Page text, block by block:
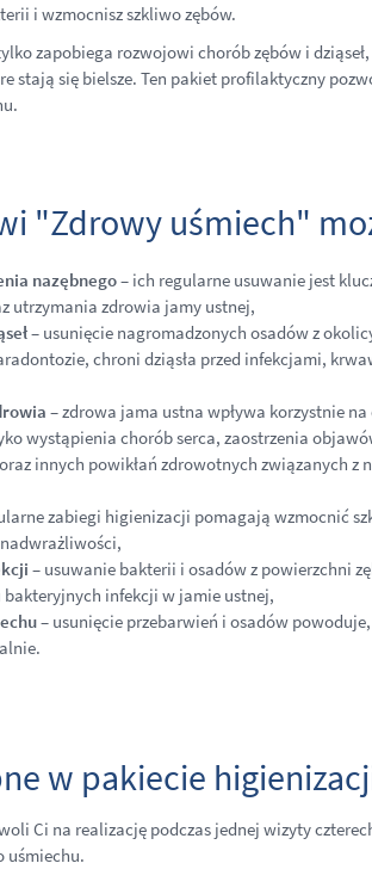
i wzmocnisz szkliwo zębów.
zapobiega rozwojowi chorób zębów i
stają się bielsze. Ten pakiet profilaktyczny
"Zdrowy uśmiech"
nazębnego– ich regularne usuwanie jest
utrzymania zdrowia jamy ustnej,
– usunięcie nagromadzonych osadów z
chroni dziąsła przed infekcjami,
– zdrowa jama ustna wpływa korzystnie
wystąpienia chorób serca, zaostrzenia
innych powikłań zdrowotnych związanych z
zabiegi higienizacji pomagają wzmocnić
– usuwanie bakterii i osadów z powierzchni
infekcji w jamie ustnej,
– usunięcie przebarwień i osadów powoduje,
w pakiecie
Ci na realizację podczas jednej wizyty
uśmiechu.